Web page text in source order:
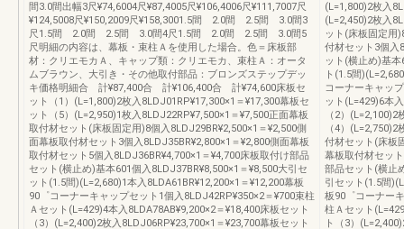
間3.0間出幅3尺¥74,6004尺¥87,4005尺¥106,4006尺¥111,7007尺
¥124,5008尺¥150,2009尺¥158,3001.5間 2.0間 2.5間 3.0間3
尺1.5間 2.0間 2.5間 3.0間4尺1.5間 2.0間 2.5間 3.0間5
尺明細の内容は、幕板・束柱Ａを使用した場合。色＝床板部
材：クリエモカＡ、キャップ類：クリエモカ、束柱Ａ：オータ
ムブラウン、大引き・その他取付部品：ブロンズステップデッ
キ価格明細合 計¥87,400合 計¥106,400合 計¥74,600床板セ
ット（1）(L=1,800)2枚入8LDJ01RP¥17,300×1＝¥17,300幕板セ
ット（5）(L=2,950)1枚入8LDJ22RP¥7,500×1＝¥7,500正面幕板
取付材セット(床板固定用)8個入8LDJ29BR¥2,500×1＝¥2,500側
面幕板取付材セット3個入8LDJ35BR¥2,800×1＝¥2,800側面幕板
取付材セット5個入8LDJ36BR¥4,700×1＝¥4,700床板取付け部品
セット(横止め)基本601個入8LDJ37BR¥8,500×1＝¥8,500大引セ
ット(1.5間)(L=2,680)1本入8LDA61BR¥12,200×1＝¥12,200幕板
90゜コーナーキャップセット1個入8LDJ42RP¥350×2＝¥700束柱
Ａセット(L=429)4本入8LDA78AB¥9,200×2＝¥18,400床板セット
（3）(L=2,400)2枚入8LDJ06RP¥23,700×1＝¥23,700幕板セット
(L=1,800)2枚入
(L=2,450)2枚入
ット(床板固定用
付材セット3個入
ット(横止め)基
ト(1.5間
コーナーキャッ
ット(L=429)6本
（2）
（4）
付材セット(床板
幕板取付材セッ
部品セット(横止
引セット(1.5間
板90゜コーナー
柱Ａセット
ト（3）